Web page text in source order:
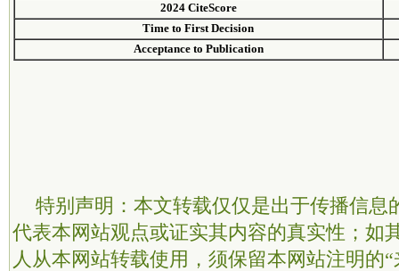
2024 CiteScore
Time to First Decision
Acceptance to Publication
特别声明：本文转载仅仅是出于传播信息
代表本网站观点或证实其内容的真实性；如
人从本网站转载使用，须保留本网站注明的